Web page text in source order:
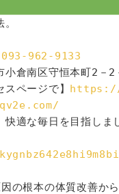
093-962-9133
小倉南区守恒本町2－2
ページで】
快適な毎日を目指しま
の根本の体質改善から